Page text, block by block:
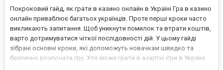
Покроковий гайд, як грати в казино онлайн в Україні Гра в казино
онлайн приваблює багатьох українців. Проте перші кроки часто
викликають запитання. Щоб уникнути помилок та втрати коштів,
варто дотримуватися чіткої послідовності дій. У цьому гайді
зібрані основні кроки, які допоможуть новачкам швидко та
безпечно розпочати гру. Хто може грати в азартні ігри в Україні